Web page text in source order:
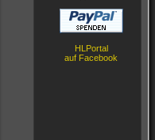
HLPortal
auf Facebook